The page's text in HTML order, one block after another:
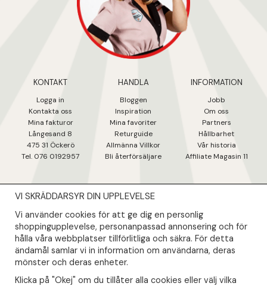
KONTAKT
Logga in
Kontakta oss
Mina fakturor
Långesand 8
475 31 Öckerö
Tel. 076 0192957
HANDLA
Bloggen
Inspiration
Mina favoriter
Returguide
Allmänna Villkor
Bli återförsäljare
INFORMATION
Jobb
Om oss
Partners
Hållbarhet
Vår historia
Affiliate Magasin 11
NYHETSBREV
Såklart skall du ta del av våra bästa erbjudanden & nyheter!
Din mail kommer endast användas till våra nyhetsbrev.
VI SKRÄDDARSYR DIN UPPLEVELSE
Vi använder cookies för att ge dig en personlig
shoppingupplevelse, personanpassad annonsering och för
hålla våra webbplatser tillförlitliga och säkra. För detta
ändamål samlar vi in information om användarna, deras
mönster och deras enheter.
Klicka på "Okej" om du tillåter alla cookies eller välj vilka